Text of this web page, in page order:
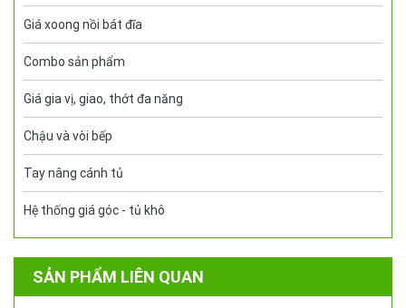
Giá xoong nồi bát đĩa
Combo sản phẩm
Giá gia vị, giao, thớt đa năng
Chậu và vòi bếp
Tay nâng cánh tủ
Hệ thống giá góc - tủ khô
SẢN PHẨM LIÊN QUAN